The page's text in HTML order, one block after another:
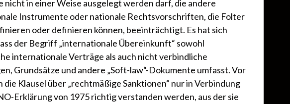
nicht in einer Weise ausgelegt werden darf, die andere
Instrumente oder nationale Rechtsvorschriften, die Folter
oder definieren können, beeinträchtigt. Es hat sich
der Begriff „internationale Übereinkunft“ sowohl
internationale Verträge als auch nicht verbindliche
Grundsätze und andere „Soft-law“-Dokumente umfasst. Vor
die Klausel über „rechtmäßige Sanktionen“ nur in Verbindung
Erklärung von 1975 richtig verstanden werden, aus der sie